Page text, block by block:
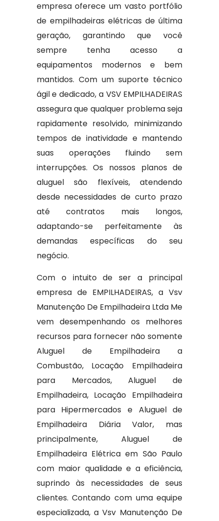
empresa oferece um vasto portfólio
de empilhadeiras elétricas de última
geração, garantindo que você
sempre tenha acesso a
equipamentos modernos e bem
mantidos. Com um suporte técnico
ágil e dedicado, a VSV EMPILHADEIRAS
assegura que qualquer problema seja
rapidamente resolvido, minimizando
tempos de inatividade e mantendo
suas operações fluindo sem
interrupções. Os nossos planos de
aluguel são flexíveis, atendendo
desde necessidades de curto prazo
até contratos mais longos,
adaptando-se perfeitamente às
demandas específicas do seu
negócio.
Com o intuito de ser a principal
empresa de EMPILHADEIRAS, a Vsv
Manutenção De Empilhadeira Ltda Me
vem desempenhando os melhores
recursos para fornecer não somente
Aluguel de Empilhadeira a
Combustão, Locação Empilhadeira
para Mercados, Aluguel de
Empilhadeira, Locação Empilhadeira
para Hipermercados e Aluguel de
Empilhadeira Diária Valor, mas
principalmente, Aluguel de
Empilhadeira Elétrica em São Paulo
com maior qualidade e a eficiência,
suprindo às necessidades de seus
clientes. Contando com uma equipe
especializada, a Vsv Manutenção De